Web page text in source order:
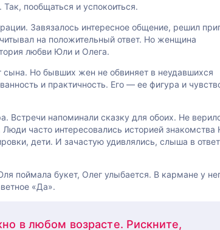
пообщаться и успокоиться.
Завязалось интересное общение, решил
на положительный ответ. Но женщина
любви Юли и Олега.
Но бывших жен не обвиняет в неудавшихся
и практичность. Его — ее фигура и
Встречи напоминали сказку для обоих. Не
часто интересовались историей
дети. И зачастую удивлялись, слыша в
поймала букет, Олег улыбается. В кармане у
«Да».
в любом возрасте. Рискните,